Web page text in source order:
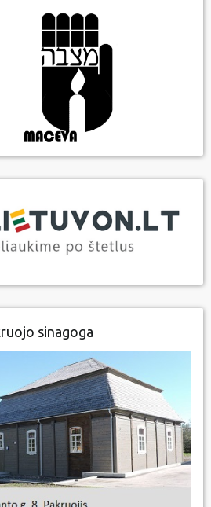
sinagoga